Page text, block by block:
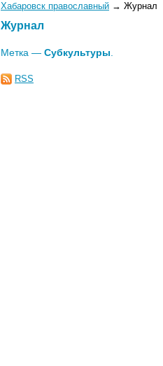
Хабаровск православный → Журнал
Журнал
Метка — Субкультуры
RSS